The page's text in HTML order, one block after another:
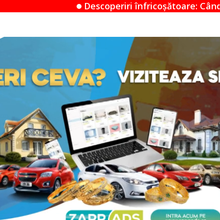
înfricoșătoare: Când un Airbnb devine